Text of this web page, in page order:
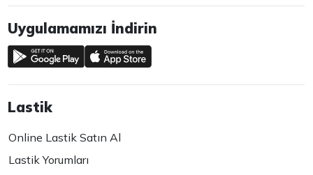
Uygulamamızı İndirin
Lastik
Online Lastik Satın Al
Lastik Yorumları